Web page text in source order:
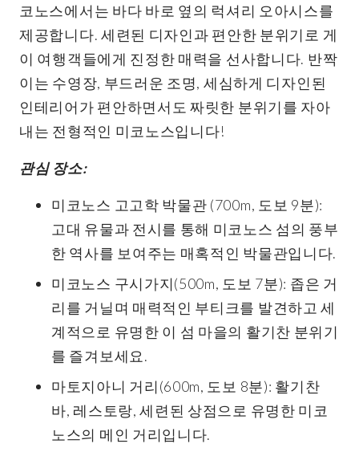
코노스에서는 바다 바로 옆의 럭셔리 오아시스를
제공합니다. 세련된 디자인과 편안한 분위기로 게
이 여행객들에게 진정한 매력을 선사합니다. 반짝
이는 수영장, 부드러운 조명, 세심하게 디자인된
인테리어가 편안하면서도 짜릿한 분위기를 자아
내는 전형적인 미코노스입니다!
관심 장소:
미코노스 고고학 박물관 (700m, 도보 9분):
고대 유물과 전시를 통해 미코노스 섬의 풍부
한 역사를 보여주는 매혹적인 박물관입니다.
미코노스 구시가지(500m, 도보 7분): 좁은 거
리를 거닐며 매력적인 부티크를 발견하고 세
계적으로 유명한 이 섬 마을의 활기찬 분위기
를 즐겨보세요.
마토지아니 거리(600m, 도보 8분): 활기찬
바, 레스토랑, 세련된 상점으로 유명한 미코
노스의 메인 거리입니다.